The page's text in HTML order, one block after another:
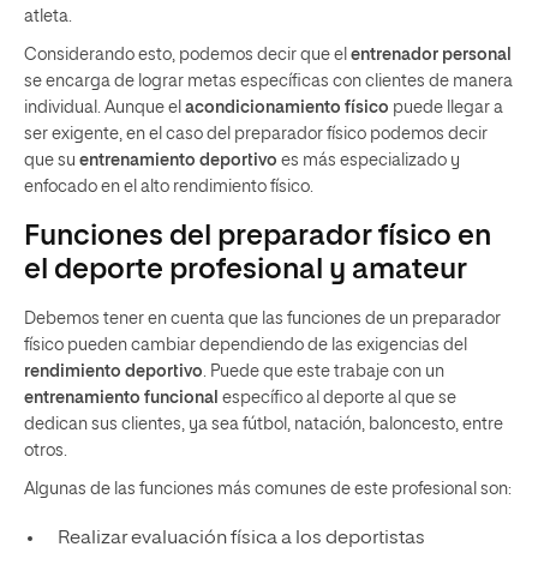
atleta.
Considerando esto, podemos decir que el entrenador personal
se encarga de lograr metas específicas con clientes de manera
individual. Aunque el acondicionamiento físico puede llegar a
ser exigente, en el caso del preparador físico podemos decir
que su entrenamiento deportivo es más especializado y
enfocado en el alto rendimiento físico.
Funciones del preparador físico en
el deporte profesional y amateur
Debemos tener en cuenta que las funciones de un preparador
físico pueden cambiar dependiendo de las exigencias del
rendimiento deportivo . Puede que este trabaje con un
entrenamiento funcional específico al deporte al que se
dedican sus clientes, ya sea fútbol, natación, baloncesto, entre
otros.
Algunas de las funciones más comunes de este profesional son:
Realizar evaluación física a los deportistas